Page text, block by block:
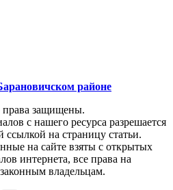
районе
права защищены.
с нашего ресурса разрешается
ссылкой на страницу статьи.
на сайте взяты с открытых
интернета, все права на
владельцам.